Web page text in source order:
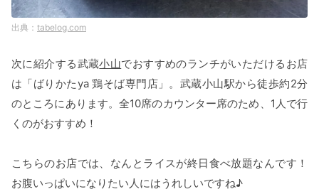
tabelog.com
次に紹介する武蔵小山でおすすめのランチがいただけるお店
は「ばりかたya 鶏そば専門店」。武蔵小山駅から徒歩約2分
のところにあります。全10席のカウンター席のため、1人で行
くのがおすすめ！
こちらのお店では、なんとライスが終日食べ放題なんです！
お腹いっぱいになりたい人にはうれしいですね♪